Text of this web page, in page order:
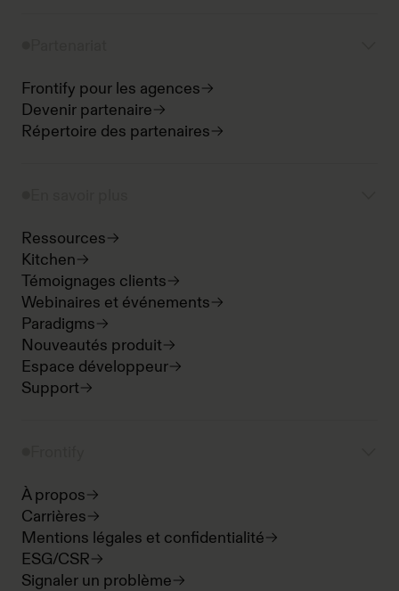
Frontify pour les agences
Devenir partenaire
Répertoire des partenaires
Ressources
Kitchen
Témoignages clients
Webinaires et événements
Paradigms
Nouveautés produit
Espace développeur
Support
À propos
Carrières
Mentions légales et confidentialité
ESG/CSR
Signaler un problème